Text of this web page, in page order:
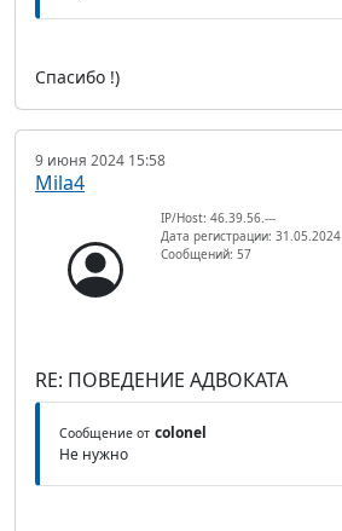
Спасибо !)
9 июня 2024 15:58
Mila4
IP/Host: 46.39.56.---
Дата регистрации: 31.05.2024
Сообщений: 57
RE: ПОВЕДЕНИЕ АДВОКАТА
Сообщение от colonel
Не нужно